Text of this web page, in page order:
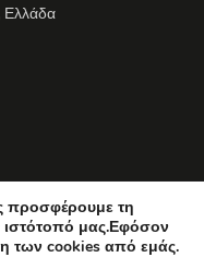
Ελλάδα
προσφέρουμε τη
ιστότοπό μας.Εφόσον
των cookies από εμάς.